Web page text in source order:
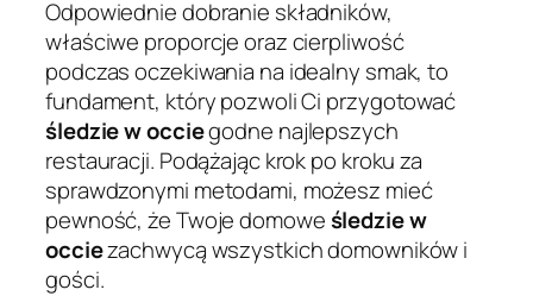
Odpowiednie dobranie składników,
właściwe proporcje oraz cierpliwość
podczas oczekiwania na idealny smak, to
fundament, który pozwoli Ci przygotować
śledzie w occiegodne najlepszych
restauracji. Podążając krok po kroku za
sprawdzonymi metodami, możesz mieć
pewność, że Twoje domoweśledzie w
occiezachwycą wszystkich domowników i
gości.